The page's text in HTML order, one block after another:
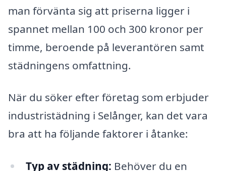
man förvänta sig att priserna ligger i
spannet mellan 100 och 300 kronor per
timme, beroende på leverantören samt
städningens omfattning.
När du söker efter företag som erbjuder
industristädning i Selånger, kan det vara
bra att ha följande faktorer i åtanke:
Typ av städning: Behöver du en